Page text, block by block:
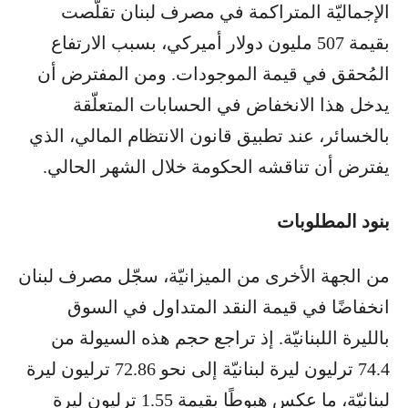
الإجماليّة المتراكمة في مصرف لبنان تقلّصت
بقيمة 507 مليون دولار أميركي، بسبب الارتفاع
المُحقق في قيمة الموجودات. ومن المفترض أن
يدخل هذا الانخفاض في الحسابات المتعلّقة
بالخسائر، عند تطبيق قانون الانتظام المالي، الذي
يفترض أن تناقشه الحكومة خلال الشهر الحالي.
بنود المطلوبات
من الجهة الأخرى من الميزانيّة، سجّل مصرف لبنان
انخفاضًا في قيمة النقد المتداول في السوق
بالليرة اللبنانيّة. إذ تراجع حجم هذه السيولة من
74.4 ترليون ليرة لبنانيّة إلى نحو 72.86 ترليون ليرة
لبنانيّة، ما عكس هبوطًا بقيمة 1.55 ترليون ليرة